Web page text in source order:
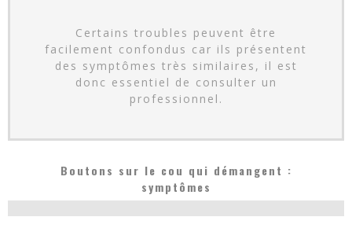
Certains troubles peuvent être
facilement confondus car ils présentent
des symptômes très similaires, il est
donc essentiel de consulter un
professionnel.
Boutons sur le cou qui démangent :
symptômes